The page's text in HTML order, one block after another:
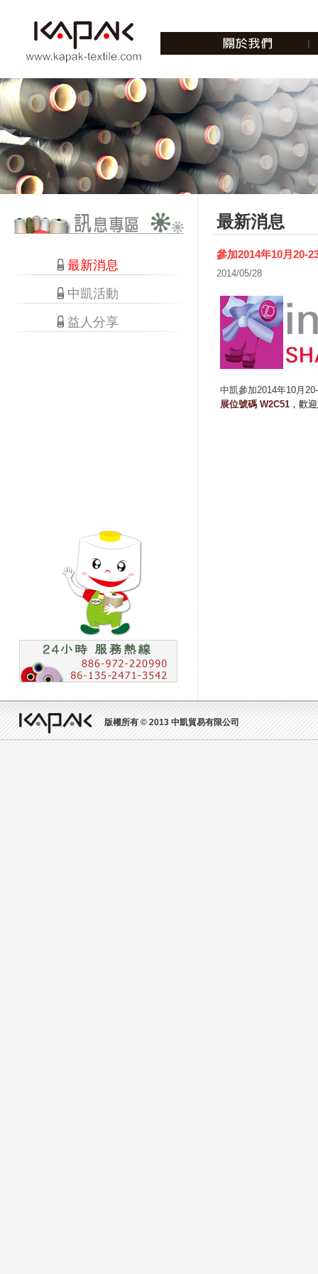
最新消息
中凱活動
益人分享
最新消息
參加2014年10月20-
2014/05/28
中凱參加2014年10月
展位號碼 W2C51 ，歡
版權所有 © 2013 中凱貿易有限公司